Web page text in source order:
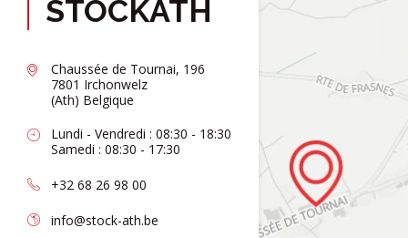
STOCKATH
Chaussée de Tournai, 196
7801 Irchonwelz
(Ath) Belgique
Lundi - Vendredi : 08:30 - 18:30
Samedi : 08:30 - 17:30
+32 68 26 98 00
info@stock-ath.be